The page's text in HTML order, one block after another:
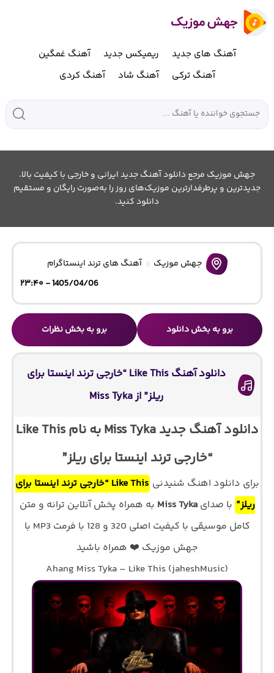
آهنگ های جدید ریمیکس جدید
آهنگ غمگین
آهنگ ترکی
آهنگ شاد آهنگ کردی
جهش موزیک مرجع دانلود آهنگ جدید ایرانی و خارجی با کیفیت بالا.
جدیدترین و پرطرفدارترین موزیک‌های روز را به‌صورت رایگان و مستقیم
دانلود کنید.
جهش موزیک
آهنگ های ترند اینستاگرام
1405/04/06 - ۲۳:۴۰
برو به بخش دانلود برو به بخش نظرات
دانلود آهنگ Like This “خارجی ترند اینستا برای
ریلز” از Miss Tyka
دانلود آهنگ جدید Miss Tyka به نام Like This
“خارجی ترند اینستا برای ریلز”
برای دانلود اهنگ شنیدنی
Like This “خارجی ترند اینستا برای
ریلز” با صدایMiss Tyka به همراه پخش آنلاین ترانه و متن
کامل موسیقی با کیفیت اصلی 320 و 128 با فرمت MP3 با
جهش موزیک ❤️ همراه باشید
Ahang Miss Tyka – Like This (jaheshMusic)